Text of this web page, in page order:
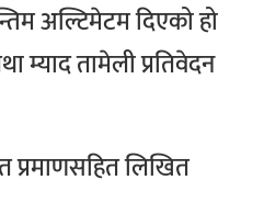
अल्टिमेटम दिएको हो
म्याद तामेली प्रतिवेदन
प्रमाणसहित लिखित